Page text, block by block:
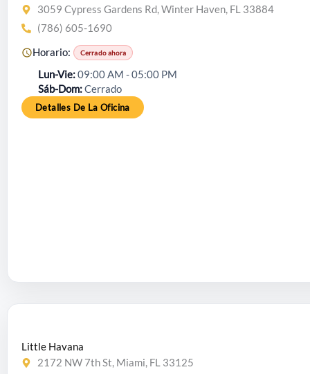
3059 Cypress Gardens Rd, Winter Haven, FL 33884
(786) 605-1690
Horario: Cerrado ahora
Lun-Vie 09:00 AM - 05:00 PM
Sáb-Dom Cerrado
Detalles De La Oficina
Little Havana
2172 NW 7th St, Miami, FL 33125